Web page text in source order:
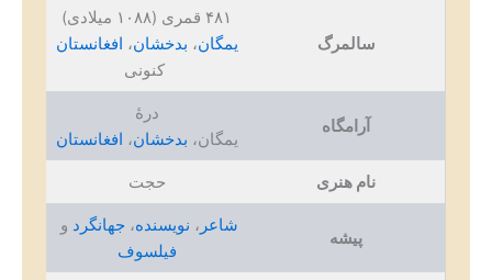
سالمرگ
۴۸۱ قمری (۱۰۸۸ میلادی)
یمگان، بدخشان، افغانستان
کنونی
آرامگاه
درهٔ
یمگان، بدخشان، افغانستان
نام هنری حجت
پیشه
شاعر ، نویسنده، جهانگرد و
فیلسوف